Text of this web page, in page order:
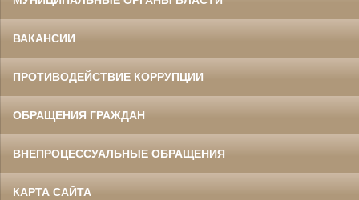
ВАКАНСИИ
ПРОТИВОДЕЙСТВИЕ КОРРУПЦИИ
ОБРАЩЕНИЯ ГРАЖДАН
ВНЕПРОЦЕССУАЛЬНЫЕ ОБРАЩЕНИЯ
КАРТА САЙТА